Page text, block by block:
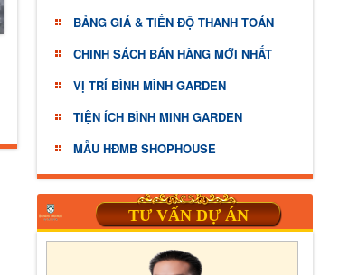
BẢNG GIÁ & TIẾN ĐỘ THANH TOÁN
CHINH SÁCH BÁN HÀNG MỚI NHẤT
VỊ TRÍ BÌNH MÌNH GARDEN
TIỆN ÍCH BÌNH MINH GARDEN
MẪU HĐMB SHOPHOUSE
TƯ VẤN DỰ ÁN